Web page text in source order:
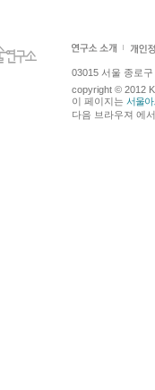
03015 서울 종로
copyright © 2012
이 페이지는 서울아
다음 브라우져 에